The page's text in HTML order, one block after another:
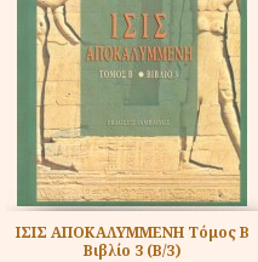
ΙΣΙΣ ΑΠΟΚΑΛΥΜΜΕΝΗ Τόμος Β
Βιβλίο 3 (Β/3)